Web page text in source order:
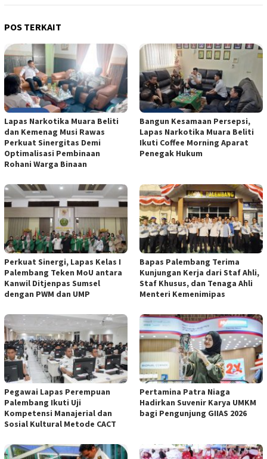
POS TERKAIT
Lapas Narkotika Muara Beliti
dan Kemenag Musi Rawas
Perkuat Sinergitas Demi
Optimalisasi Pembinaan
Rohani Warga Binaan
Bangun Kesamaan Persepsi,
Lapas Narkotika Muara Beliti
Ikuti Coffee Morning Aparat
Penegak Hukum
Perkuat Sinergi, Lapas Kelas I
Palembang Teken MoU antara
Kanwil Ditjenpas Sumsel
dengan PWM dan UMP
Bapas Palembang Terima
Kunjungan Kerja dari Staf Ahli,
Staf Khusus, dan Tenaga Ahli
Menteri Kemenimipas
Pegawai Lapas Perempuan
Palembang Ikuti Uji
Kompetensi Manajerial dan
Sosial Kultural Metode CACT
Pertamina Patra Niaga
Hadirkan Suvenir Karya UMKM
bagi Pengunjung GIIAS 2026